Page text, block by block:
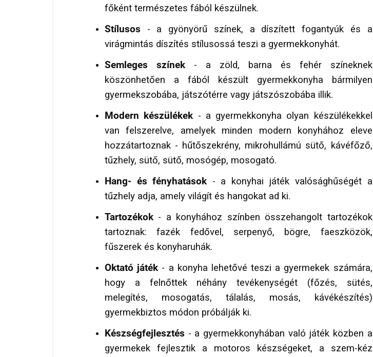
főként természetes fából készülnek.
Stílusos - a gyönyörű színek, a díszített fogantyúk és a
virágmintás díszítés stílusossá teszi a gyermekkonyhát.
Semleges színek- a zöld, barna és fehér színeknek
köszönhetően a fából készült gyermekkonyha bármilyen
gyermekszobába, játszótérre vagy játszószobába illik.
Modern készülékek - a gyermekkonyha olyan készülékekkel
van felszerelve, amelyek minden modern konyhához eleve
hozzátartoznak - hűtőszekrény, mikrohullámú sütő, kávéfőző,
tűzhely, sütő, sütő, mosógép, mosogató.
Hang- és fényhatások - a konyhai játék valósághűségét a
tűzhely adja, amely világít és hangokat ad ki.
Tartozékok - a konyhához színben összehangolt tartozékok
tartoznak: fazék fedővel, serpenyő, bögre, faeszközök,
fűszerek és konyharuhák.
Oktató játék - a konyha lehetővé teszi a gyermekek számára,
hogy a felnőttek néhány tevékenységét (főzés, sütés,
melegítés, mosogatás, tálalás, mosás, kávékészítés)
gyermekbiztos módon próbálják ki.
Készségfejlesztés - a gyermekkonyhában való játék közben a
gyermekek fejlesztik a motoros készségeket, a szem-kéz